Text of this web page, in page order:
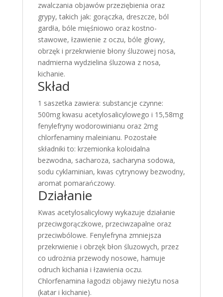
zwalczania objawów przeziębienia oraz
grypy, takich jak: gorączka, dreszcze, ból
gardła, bóle mięśniowo oraz kostno-
stawowe, łzawienie z oczu, bóle głowy,
obrzęk i przekrwienie błony śluzowej nosa,
nadmierna wydzielina śluzowa z nosa,
kichanie.
Skład
1 saszetka zawiera: substancje czynne:
500mg kwasu acetylosalicylowego i 15,58mg
fenylefryny wodorowinianu oraz 2mg
chlorfenaminy maleinianu. Pozostałe
składniki to: krzemionka koloidalna
bezwodna, sacharoza, sacharyna sodowa,
sodu cyklaminian, kwas cytrynowy bezwodny,
aromat pomarańczowy.
Działanie
Kwas acetylosalicylowy wykazuje działanie
przeciwgorączkowe, przeciwzapalne oraz
przeciwbólowe. Fenylefryna zmniejsza
przekrwienie i obrzęk błon śluzowych, przez
co udrożnia przewody nosowe, hamuje
odruch kichania i łzawienia oczu.
Chlorfenamina łagodzi objawy nieżytu nosa
(katar i kichanie).